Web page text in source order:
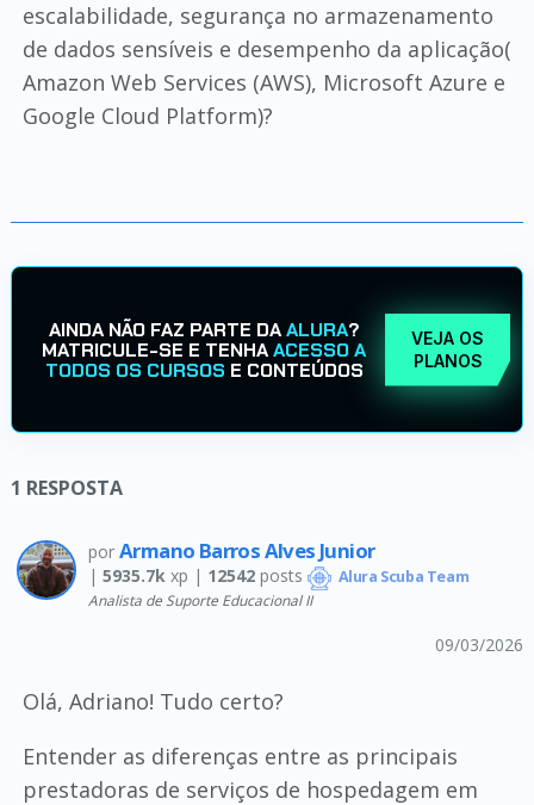
escalabilidade, segurança no armazenamento
de dados sensíveis e desempenho da aplicação(
Amazon Web Services (AWS), Microsoft Azure e
Google Cloud Platform)?
AINDA NÃO FAZ PARTE DAALURA?
MATRICULE-SE E TENHAACESSO A
TODOS OS CURSOS E CONTEÚDOS
VEJA OS
PLANOS
1 RESPOSTA
por Armano Barros Alves Junior
| 5935.7kxp | 12542posts Alura Scuba Team
Analista de Suporte Educacional II
09/03/2026
Olá, Adriano! Tudo certo?
Entender as diferenças entre as principais
prestadoras de serviços de hospedagem em